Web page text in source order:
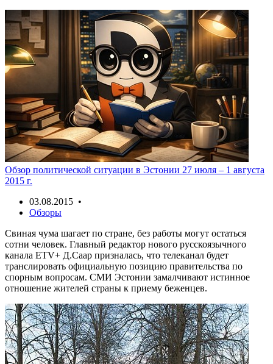
Обзор политической ситуации в Эстонии 27 июля – 1 августа
2015 г.
03.08.2015 •
Обзоры
Свиная чума шагает по стране, без работы могут остаться
сотни человек. Главный редактор нового русскоязычного
канала ETV+ Д.Саар призналась, что телеканал будет
транслировать официальную позицию правительства по
спорным вопросам. СМИ Эстонии замалчивают истинное
отношение жителей страны к приему беженцев.